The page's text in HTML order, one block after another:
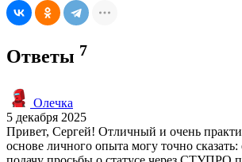
Ответы 7
Олечка
5 декабря 2025
Привет, Сергей! Отличный и очень
основе личного опыта могу точно